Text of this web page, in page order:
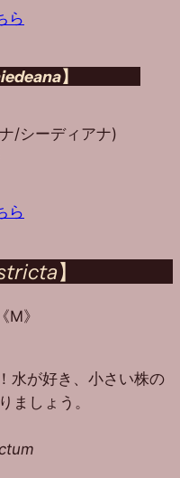
ら
】
/シーディアナ)
ら
】
M》
水が好き、小さい株の
ましょう。